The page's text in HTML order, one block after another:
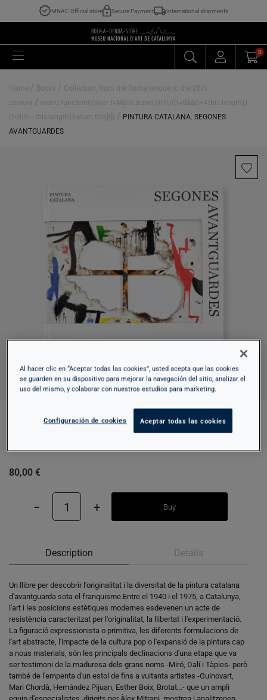
MNAC Official store Secure Payment International shipments
0
Home / Books / Collection, from the Romanesque to the 20th
century / menu.function(e){var t=Math.trunc(e)||0;if(t<0&&(t+=this.length),!
(t<0||t>=this.length))return this[t]} / PINTURA CATALANA. SEGONES
AVANTGUARDES
PINTURA CATALANA. SEGONES
AVANTGUARDES
80,00 €
− 1 + Buy
Description Details
Un llibre per descobrir l'originalitat i la diversitat de la pintura catalana
d'avantguarda sota el franquisme.Entre el 1940 i el 1975, a Catalunya,
l'art i les posicions estètiques modernes esdevenen un acte de
resistència caracteritzat per l'originalitat, la llibertat i l'experimentació.
La figuració expressionista o primitiva, les diferents formulacions de
l'art abstracte, l'impacte de la cultura pop o l'expansió de la pintura cap
a nous materials, són les principals declinacions d'una etapa que va
ser testimoni de la maduresa dels grans noms -Miró, Dalí i Tàpies- però
també de l'empenta d'un estol de fins a vuitanta artistes -Guinovart,
Mari Chordà, Hernández Pijuan, Esther Boix, Brotat...- que un ampli
Al hacer clic en “Aceptar todas las cookies”, usted acepta que las cookies
se guarden en su dispositivo para mejorar la navegación del sitio, analizar el
uso del mismo, y colaborar con nuestros estudios para marketing.
Configuración de cookies Aceptar todas las cookies